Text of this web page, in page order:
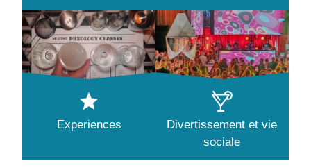
Experiences
Divertissement et vie
sociale